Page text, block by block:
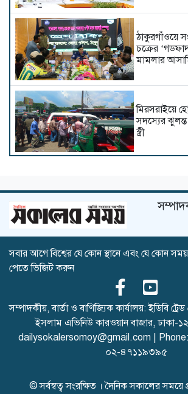
ঠাকুরগাঁওয়ে
চক্রের
মামলার
মিরসরাইয়ে
সদস্যের ঝুলন্ত
স্ত্রী
অংশ নিয়ে
ফরিদগঞ্জে
হার
১১৬ জন,
এ.আর. পাইলট
সবার আগে বিশ্বের যে কোন স্থানে এবং যে কোন
পেতে ভিজিট করুন
সম্পাদকীয়, বার্তা ও বাণিজ্যিক কার্যালয়: ইডিবি
ইসলাম এভিনিউ কারওয়ান বাজার, ঢাকা-
dailysokalersomoy@gmail.com | Phone:
০২-৪৭১১৯৩৯৫
© সর্বস্বত্ব সংরক্ষিত । দৈনিক সকালের সময়ে